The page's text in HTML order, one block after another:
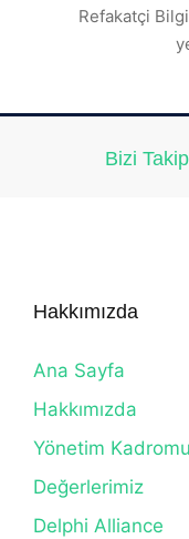
Refakatçi
Bizi
Hakkımızda
Ana Sayfa
Hakkımızda
Yönetim
Değerlerimiz
Delphi Alliance